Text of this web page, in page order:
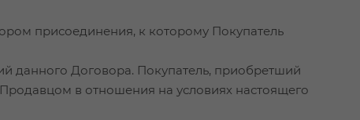
присоединения, к которому Покупатель
данного Договора. Покупатель, приобретший
в отношения на условиях настоящего